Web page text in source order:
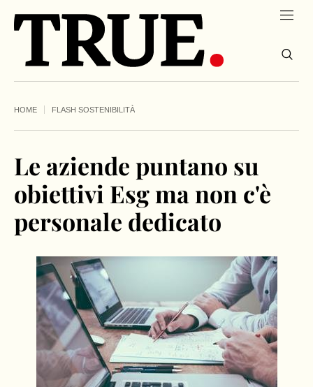
HOME FLASH SOSTENIBILITÀ
Le aziende puntano su
obiettivi Esg ma non c'è
personale dedicato